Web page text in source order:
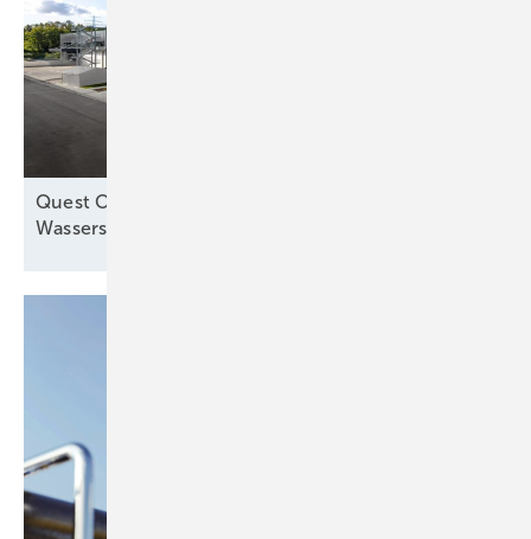
Quest One und Ryze Power kooperieren bei
Wasserstofflieferung in